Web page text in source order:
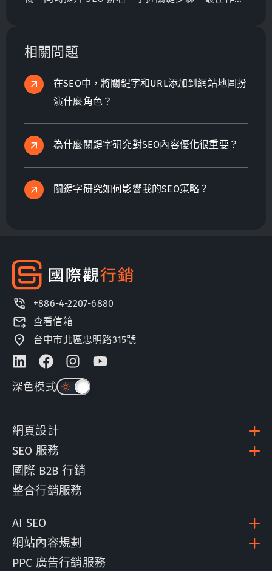
相關問題
在SEO中，將關鍵字和URL添加到網站地圖扮
演什麼角色？
為什麼關鍵字研究對SEO內容優化很重要？
關鍵字研究如何影響我的SEO策略？
+886-4-2207-6880
查看信箱
台中市北區忠明路315號
深色模式
網頁設計
SEO 服務
國際 B2B 行銷
整合行銷服務
AI SEO
網站內容規劃
PPC 廣告行銷服務